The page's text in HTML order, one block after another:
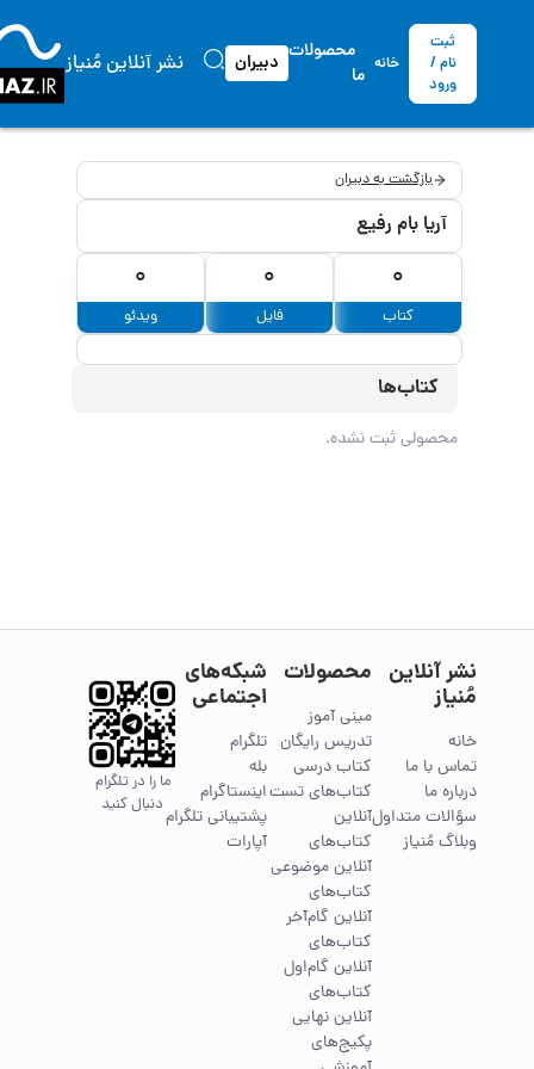
ثبت
نام /
ورود
خانه
محصولات
ما
دبیران نشر آنلاین مُنیاز
بازگشت به دبیران
آریا بام رفیع
0
کتاب
0
فایل
0
ویدئو
کتاب‌ها
محصولی ثبت نشده.
نشر آنلاین
مُنیاز
خانه
تماس با ما
درباره ما
سؤالات متداول
وبلاگ مُنیاز
محصولات
مینی آموز
تدریس رایگان
کتاب درسی
کتاب‌های تست
آنلاین
کتاب‌های
آنلاین موضوعی
کتاب‌های
آنلاین گام‌آخر
کتاب‌های
آنلاین گام‌اول
کتاب‌های
آنلاین نهایی
پکیج‌های
شبکه‌های
اجتماعی
تلگرام
بله
اینستاگرام
پشتیبانی تلگرام
آپارات
ما را در تلگرام
دنبال کنید